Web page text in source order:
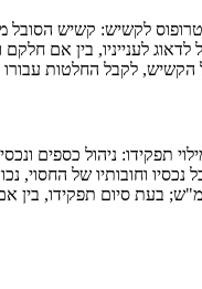
לקשיש: קשיש הסובל
לענייניו, בין אם
הקשיש, לקבל החלטות עבורו
תפקידו: ניהול כספים
בעת סיום תפקידו, בין